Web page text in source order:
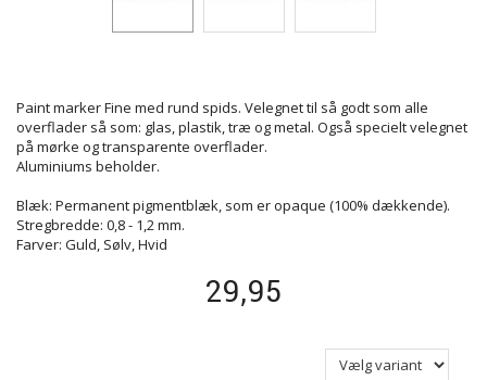
Paint marker Fine med rund spids. Velegnet til så godt som alle
overflader så som: glas, plastik, træ og metal. Også specielt velegnet
på mørke og transparente overflader.
Aluminiums beholder.
Blæk: Permanent pigmentblæk, som er opaque (100% dækkende).
Stregbredde: 0,8 - 1,2 mm.
Farver: Guld, Sølv, Hvid
29,95